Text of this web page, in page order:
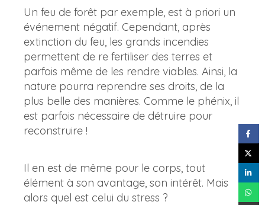
Un feu de forêt par exemple, est à priori un
événement négatif. Cependant, après
extinction du feu, les grands incendies
permettent de re fertiliser des terres et
parfois même de les rendre viables. Ainsi, la
nature pourra reprendre ses droits, de la
plus belle des manières. Comme le phénix, il
est parfois nécessaire de détruire pour
reconstruire !
Il en est de même pour le corps, tout
élément à son avantage, son intérêt. Mais
alors quel est celui du stress ?